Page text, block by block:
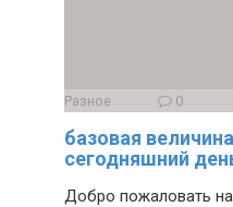
Разное 0
базовая
сегодняшний
Добро пожаловать